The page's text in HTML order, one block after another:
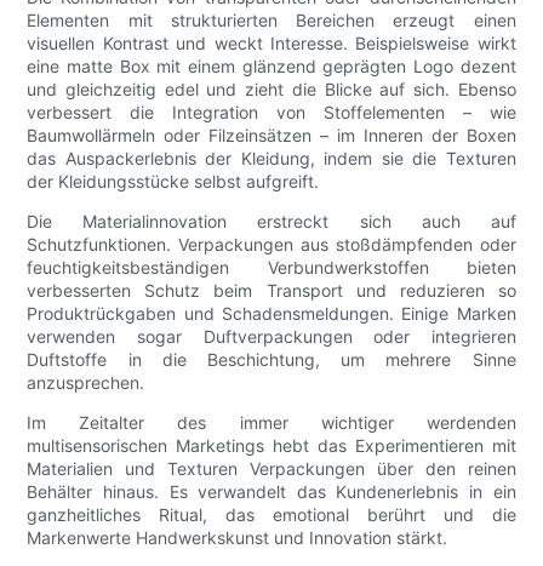
Elementen mit strukturierten Bereichen erzeugt einen
visuellen Kontrast und weckt Interesse. Beispielsweise wirkt
eine matte Box mit einem glänzend geprägten Logo dezent
und gleichzeitig edel und zieht die Blicke auf sich. Ebenso
verbessert die Integration von Stoffelementen – wie
Baumwollärmeln oder Filzeinsätzen – im Inneren der Boxen
das Auspackerlebnis der Kleidung, indem sie die Texturen
der Kleidungsstücke selbst aufgreift.
Die Materialinnovation erstreckt sich auch auf
Schutzfunktionen. Verpackungen aus stoßdämpfenden oder
feuchtigkeitsbeständigen Verbundwerkstoffen bieten
verbesserten Schutz beim Transport und reduzieren so
Produktrückgaben und Schadensmeldungen. Einige Marken
verwenden sogar Duftverpackungen oder integrieren
Duftstoffe in die Beschichtung, um mehrere Sinne
anzusprechen.
Im Zeitalter des immer wichtiger werdenden
multisensorischen Marketings hebt das Experimentieren mit
Materialien und Texturen Verpackungen über den reinen
Behälter hinaus. Es verwandelt das Kundenerlebnis in ein
ganzheitliches Ritual, das emotional berührt und die
Markenwerte Handwerkskunst und Innovation stärkt.